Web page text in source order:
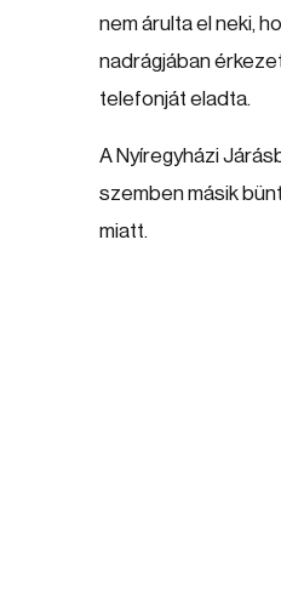
nem árulta el neki,
nadrágjában
telefonját eladta.
A Nyíregyházi
szemben másik
miatt.